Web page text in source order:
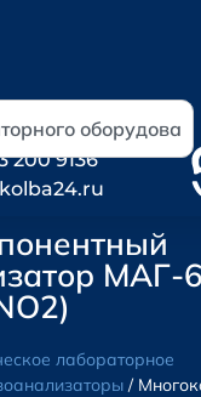
200 9136
лабораторное
/